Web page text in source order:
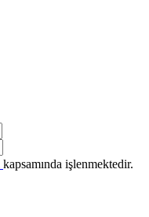
kapsamında işlenmektedir.